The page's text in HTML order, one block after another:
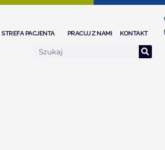
STREFA PACJENTA PRACUJ Z NAMI KONTAKT
Search